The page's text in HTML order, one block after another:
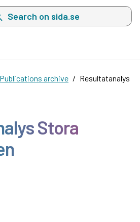
on sida.se, a list with search
Publications archive
Resultatanalys
Stora